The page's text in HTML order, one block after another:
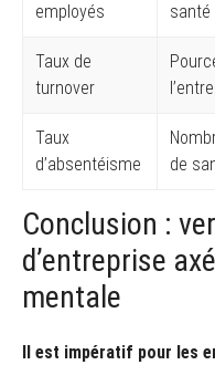
employés
santé
Taux de
turnover
Taux
d’absentéisme
de
Conclusion :
d’entreprise
mentale
Il est impératif pour les